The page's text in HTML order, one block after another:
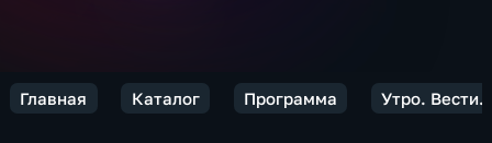
Главная Каталог Программа Утро. Вести.